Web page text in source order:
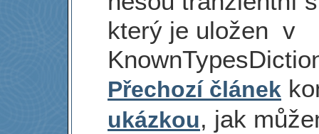
který je uložen v
Přechozí článek
ukázkou, jak